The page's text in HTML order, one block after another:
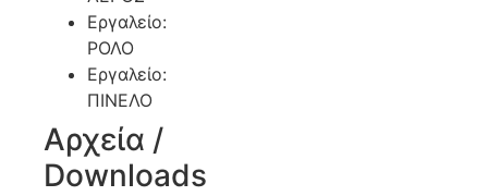
Εργαλείο:
ΡΟΛΟ
Εργαλείο:
ΠΙΝΕΛΟ
Αρχεία /
Downloads